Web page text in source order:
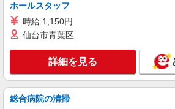
アルバイト パート
すき家 4号福島松浪店
すき家の店舗スタッフ
ど）
時給1,150円 ※22:00
高校生時給1,100円 ※早
ホールスタッフ
時給 1,150円
仙台市青葉区
詳細を見る
総合病院の清掃